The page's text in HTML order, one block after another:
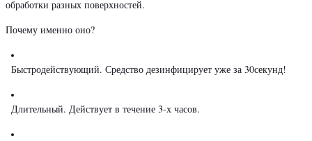
обработки разных поверхностей.
Почему именно оно?
Быстродействующий. Средство дезинфицирует уже за 30секунд!
Длительный. Действует в течение 3-х часов.